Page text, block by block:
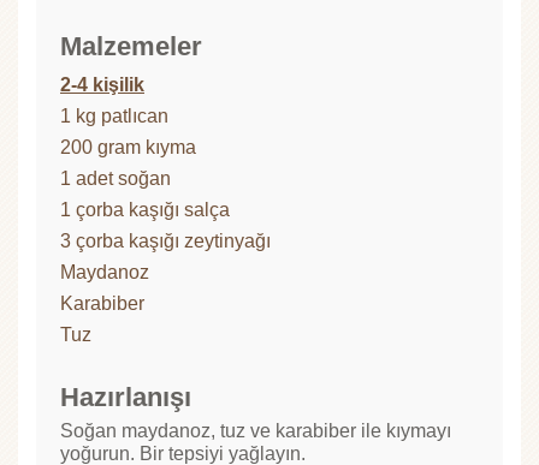
Malzemeler
2-4 kişilik
1 kg patlıcan
200 gram kıyma
1 adet soğan
1 çorba kaşığı salça
3 çorba kaşığı zeytinyağı
Maydanoz
Karabiber
Tuz
Hazırlanışı
Soğan maydanoz, tuz ve karabiber ile kıymayı
yoğurun. Bir tepsiyi yağlayın.